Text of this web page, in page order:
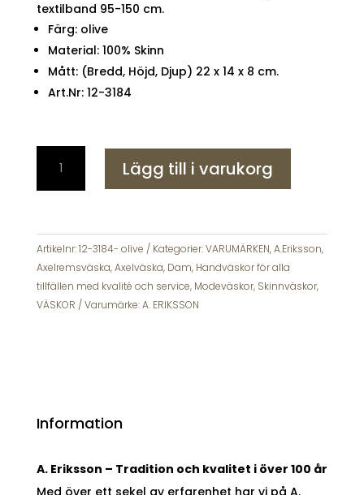
textilband 95-150 cm.
Färg: olive
Material: 100% Skinn
Mått: (Bredd, Höjd, Djup) 22 x 14 x 8 cm.
Art.Nr: 12-3184
Eriksson
Högsar
Skinnväska
Olive
mängd
Lägg till i varukorg
Artikelnr:12-3184- olive Kategorier:VARUMÄRKEN,A.Eriksson,
Axelremsväska,Axelväska, Dam, Handväskor för alla
tillfällen med kvalité och service, Modeväskor, Skinnväskor,
VÄSKOR
Varumärke:A. ERIKSSON
Information
A. Eriksson – Tradition och kvalitet i över 100 år